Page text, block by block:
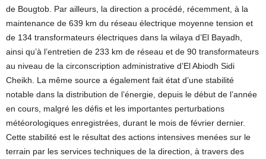
de Bougtob. Par ailleurs, la direction a procédé, récemment, à la
maintenance de 639 km du réseau électrique moyenne tension et
de 134 transformateurs électriques dans la wilaya d’El Bayadh,
ainsi qu’à l’entretien de 233 km de réseau et de 90 transformateurs
au niveau de la circonscription administrative d’El Abiodh Sidi
Cheikh. La même source a également fait état d’une stabilité
notable dans la distribution de l’énergie, depuis le début de l’année
en cours, malgré les défis et les importantes perturbations
météorologiques enregistrées, durant le mois de février dernier.
Cette stabilité est le résultat des actions intensives menées sur le
terrain par les services techniques de la direction, à travers des